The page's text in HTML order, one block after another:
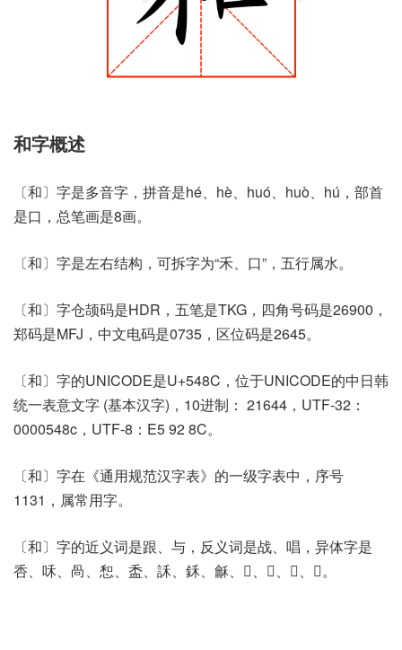
和字概述
〔和〕字是多音字，拼音是hé、hè、huó、huò、hú，部首
是口，总笔画是8画。
〔和〕字是左右结构，可拆字为“禾、口”，五行属水。
〔和〕字仓颉码是HDR，五笔是TKG，四角号码是26900，
郑码是MFJ，中文电码是0735，区位码是2645。
〔和〕字的UNICODE是U+548C，位于UNICODE的中日韩
统一表意文字 (基本汉字)，10进制： 21644，UTF-32：
0000548c，UTF-8：E5 92 8C。
〔和〕字在《通用规范汉字表》的一级字表中，序号
1131，属常用字。
〔和〕字的近义词是跟、与，反义词是战、唱，异体字是
㕿、咊、咼、惒、盉、訸、鉌、龢、𠰓、𤧗、𥤉、𧇮。